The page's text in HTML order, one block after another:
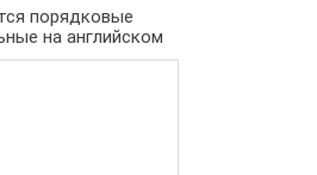
порядковые
на английском